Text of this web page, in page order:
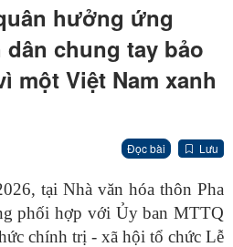
hưởng ứng
chung tay bảo
một Việt Nam xanh
Đọc bài Lưu
tại Nhà văn hóa thôn Pha
phối hợp với Ủy ban MTTQ
chính trị - xã hội tổ chức Lễ